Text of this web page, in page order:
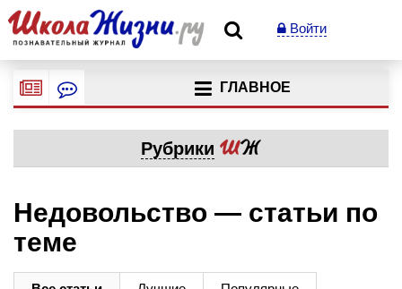
Войти
ГЛАВНОЕ
Рубрики
Недовольство — статьи по
теме